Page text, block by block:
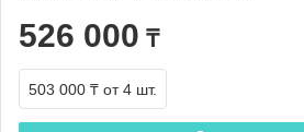
526 000 ₸
503 000 ₸ от 4 шт.